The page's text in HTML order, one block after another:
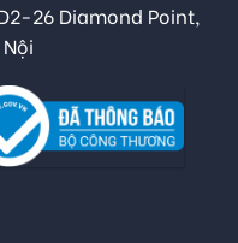
26 Diamond Point,